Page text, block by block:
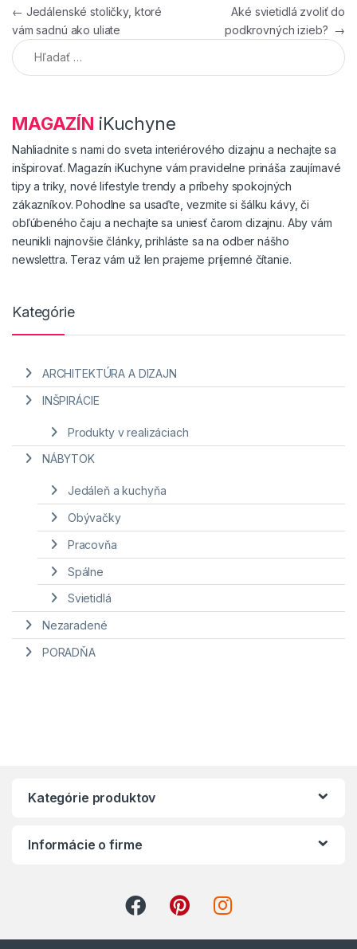
Navigácia v článku
← Jedálenské stoličky, ktoré
vám sadnú ako uliate
Aké svietidlá zvoliť do
podkrovných izieb? →
Hľadať:
MAGAZÍN iKuchyne
Nahliadnite s nami do sveta interiérového dizajnu a nechajte sa
inšpirovať. Magazín iKuchyne vám pravidelne prináša zaujímavé
tipy a triky, nové lifestyle trendy a príbehy spokojných
zákazníkov. Pohodlne sa usaďte, vezmite si šálku kávy, či
obľúbeného čaju a nechajte sa uniesť čarom dizajnu. Aby vám
neunikli najnovšie články, prihláste sa na odber nášho
newslettra. Teraz vám už len prajeme príjemné čítanie.
Kategórie
ARCHITEKTÚRA A DIZAJN
INŠPIRÁCIE
Produkty v realizáciach
NÁBYTOK
Jedáleň a kuchyňa
Obývačky
Pracovňa
Spálne
Svietidlá
Nezaradené
PORADŇA
Kategórie produktov
Informácie o firme